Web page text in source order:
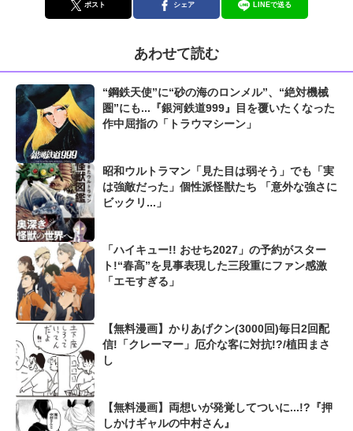
ポスト シェア LINEで送る
あわせて読む
“鋼鉄天使”に“砂の海のロンメル”、“絶対機械
圏”にも...『銀河鉄道999』目を覆いたくなった
作中屈指の「トラウマシーン」
昭和ウルトラマン「見た目は弱そう」でも「実
は強敵だった」個性派怪獣たち 「意外な強さに
ビックリ...」
「ハイキュー!! おせち2027」の予約がスター
ト!“春高”を見事表現した三段重にファン感激
「エモすぎる」
【無料漫画】かりあげクン(3000回)毎日2回配
信!「クレーマー」厄介な客に対抗!?/植田まさ
し
【無料漫画】両想いが発覚してついに...!?『押
しかけギャルの中村さん』